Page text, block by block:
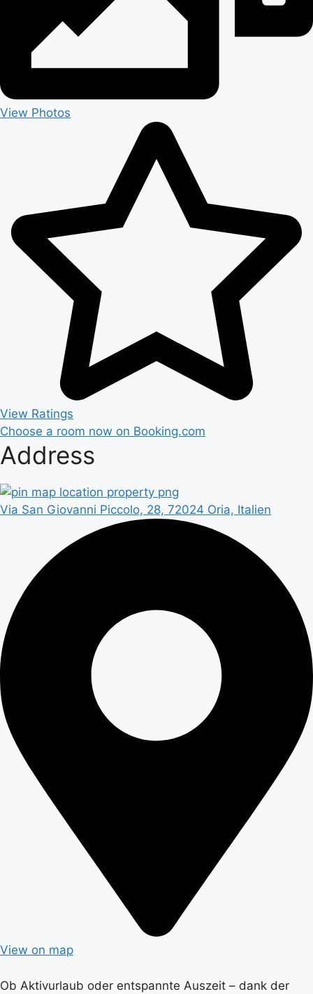
View Photos
View Ratings
Choose a room now on Booking.com
Address
Via San Giovanni Piccolo, 28, 72024 Oria, Italien
View on map
Ob Aktivurlaub oder entspannte Auszeit – dank der